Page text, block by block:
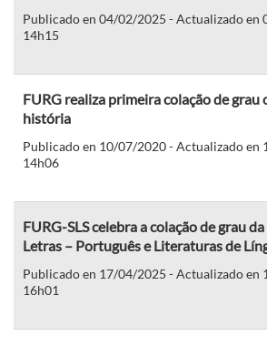
Publicado en 04/02/2025 - Actualizado en
14h15
FURG realiza primeira colação de grau
história
Publicado en 10/07/2020 - Actualizado en
14h06
FURG-SLS celebra a colação de grau
Letras – Português e Literaturas de
Publicado en 17/04/2025 - Actualizado en
16h01